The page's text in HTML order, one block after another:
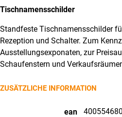
Tischnamensschilder
Standfeste Tischnamensschilder
Rezeption und Schalter. Zum
Ausstellungsexponaten, zur
Schaufenstern und
ZUSÄTZLICHE INFORMATION
ean